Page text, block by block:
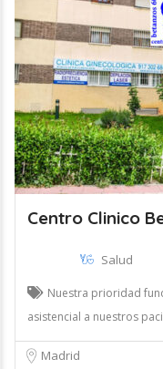
Centro Clinico
Salud
Nuestra prioridad
asistencial a nuestros
Madrid